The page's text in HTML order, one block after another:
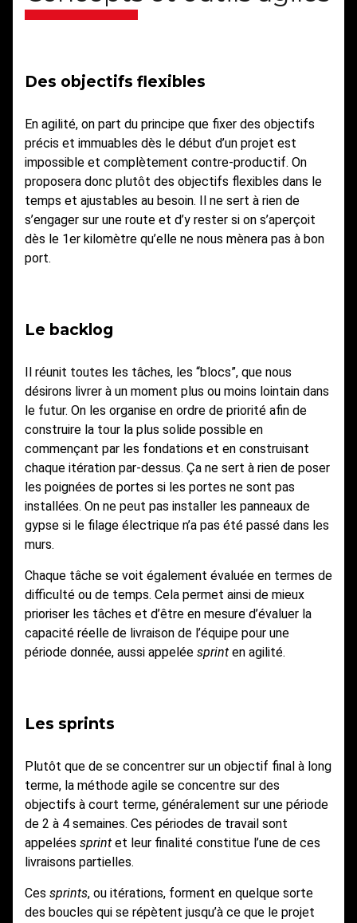
Des objectifs flexibles
En agilité, on part du principe que fixer des objectifs
précis et immuables dès le début d’un projet est
impossible et complètement contre-productif. On
proposera donc plutôt des objectifs flexibles dans le
temps et ajustables au besoin. Il ne sert à rien de
s’engager sur une route et d’y rester si on s’aperçoit
dès le 1er kilomètre qu’elle ne nous mènera pas à bon
port.
Le backlog
Il réunit toutes les tâches, les “blocs”, que nous
désirons livrer à un moment plus ou moins lointain dans
le futur. On les organise en ordre de priorité afin de
construire la tour la plus solide possible en
commençant par les fondations et en construisant
chaque itération par-dessus. Ça ne sert à rien de poser
les poignées de portes si les portes ne sont pas
installées. On ne peut pas installer les panneaux de
gypse si le filage électrique n’a pas été passé dans les
murs.
Chaque tâche se voit également évaluée en termes de
difficulté ou de temps. Cela permet ainsi de mieux
prioriser les tâches et d’être en mesure d’évaluer la
capacité réelle de livraison de l’équipe pour une
période donnée, aussi appelée sprint en agilité.
Les sprints
Plutôt que de se concentrer sur un objectif final à long
terme, la méthode agile se concentre sur des
objectifs à court terme, généralement sur une période
de 2 à 4 semaines. Ces périodes de travail sont
appelées sprint et leur finalité constitue l’une de ces
livraisons partielles.
Ces sprints, ou itérations, forment en quelque sorte
des boucles qui se répètent jusqu’à ce que le projet